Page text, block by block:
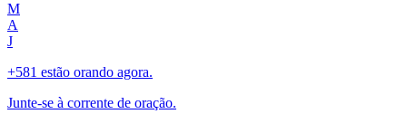
M
A
J
+581 estão orando agora.
Junte-se à corrente de oração.